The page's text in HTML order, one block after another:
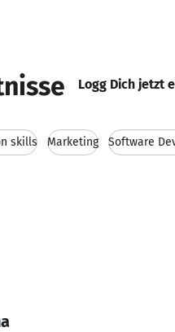
Logg Dich jetzt
skills Marketing Software